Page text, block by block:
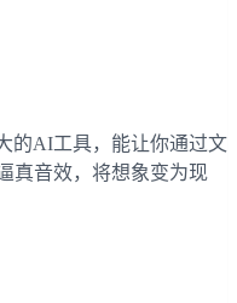
的AI工具，能让你通过文
真音效，将想象变为现